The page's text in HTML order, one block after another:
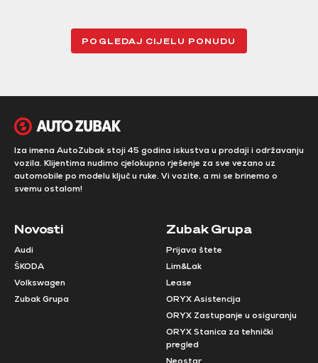
POGLEDAJ CIJELU PONUDU
Iza imena AutoZubak stoji 45 godina iskustva u prodaji i održavanju
vozila. Klijentima nudimo cjelokupno rješenje za sve vezano uz
automobile po modelu ključ u ruke. Vi vozite, a mi se brinemo o
svemu ostalom!
Novosti
Audi
ŠKODA
Volkswagen
Zubak Grupa
Zubak Grupa
Prijava štete
Lim&Lak
Lease
ORYX Asistencija
ORYX Zastupanje u osiguranju
ORYX Stanica za tehnički
pregled